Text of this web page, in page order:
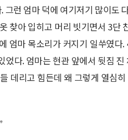
그런 엄마 덕에 여기저기 많이도
찾아 입히고 머리 빗기면서 3단
엄마 목소리가 커지기 일쑤였다
었다. 엄마는 현관 앞에서 뒷짐
데리고 힘든데 왜 그렇게 열심